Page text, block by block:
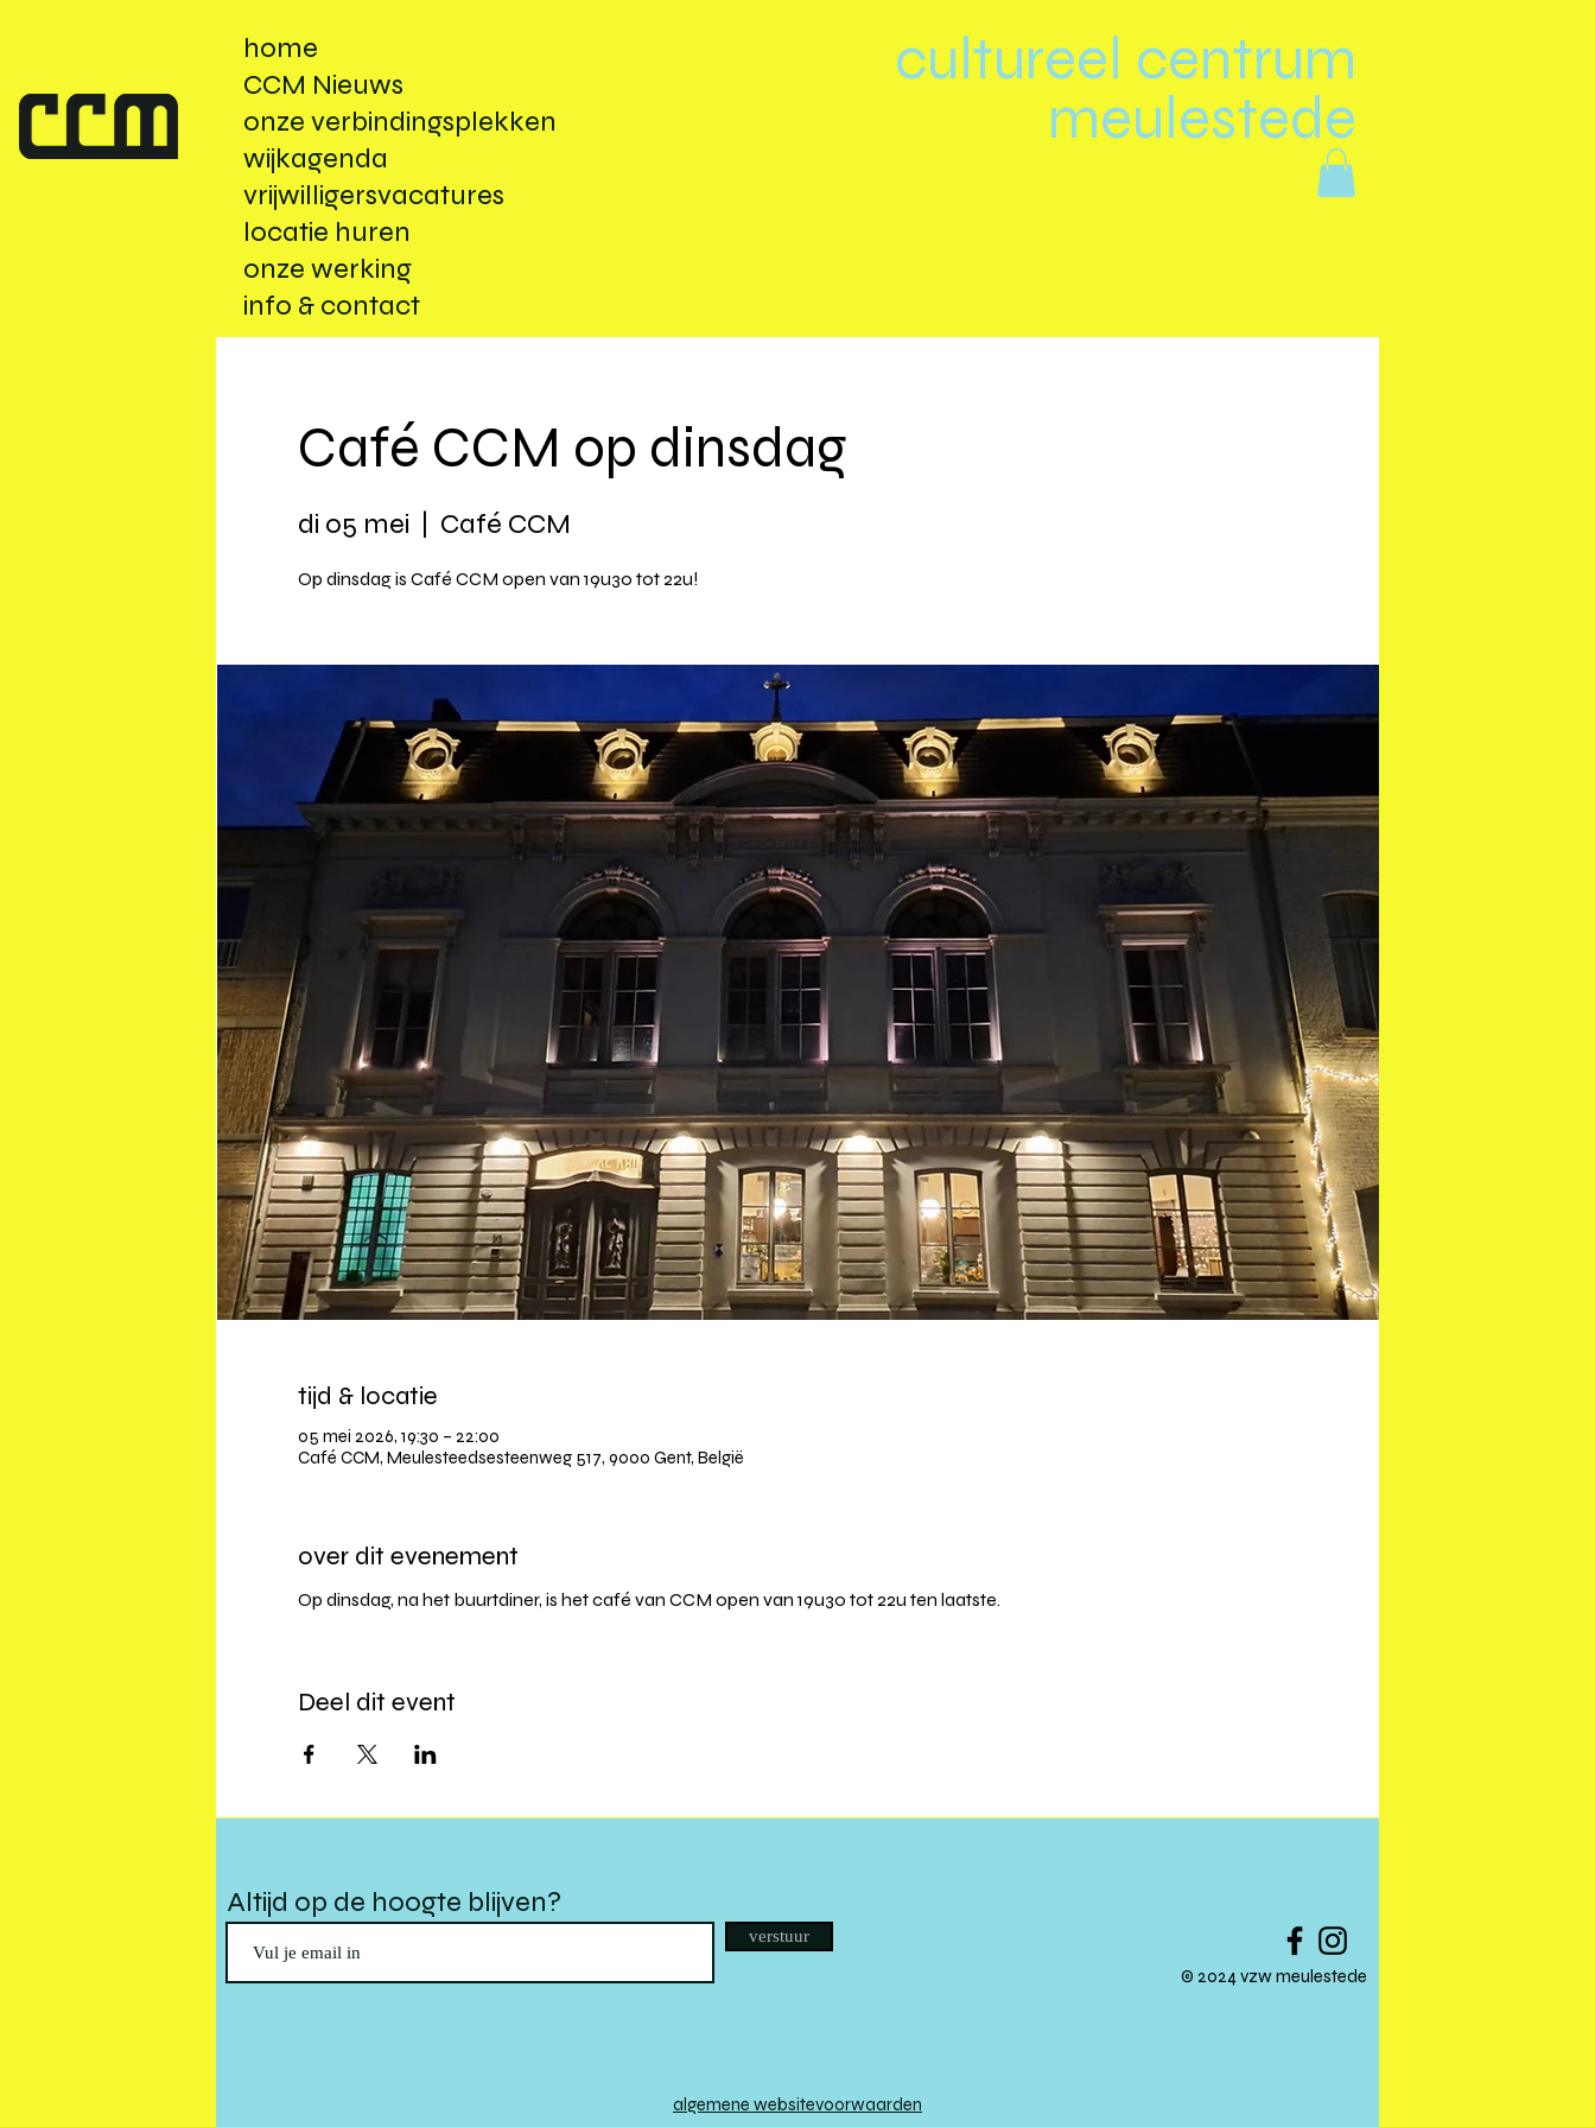
home
CCM Nieuws
onze verbindingsplekken
wijkagenda
vrijwilligersvacatures
locatie huren
onze werking
info & contact
cultureel centrum
meulestede
Café CCM op dinsdag
di 05 mei Café CCM
Op dinsdag is Café CCM open van 19u30 tot 22u!
tijd & locatie
05 mei 2026, 19:30 – 22:00
Café CCM, Meulesteedsesteenweg 517, 9000 Gent, België
over dit evenement
Op dinsdag, na het buurtdiner, is het café van CCM open van 19u30 tot 22u ten laatste.
Deel dit event
Altijd op de hoogte blijven?
verstuur
algemene websitevoorwaarden
© 2024 vzw meulestede